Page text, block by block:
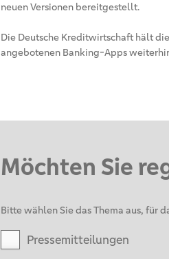
neuen Versionen bereitgestellt.
Die Deutsche Kreditwirtschaft hält
angebotenen Banking-Apps
Möchten Sie
Bitte wählen Sie das Thema aus, für
Pressemitteilungen